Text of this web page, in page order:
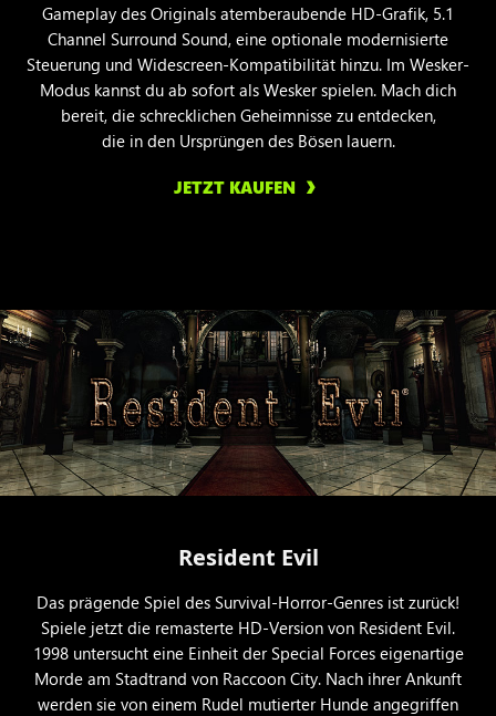
Gameplay des Originals atemberaubende HD-Grafik, 5.1
Channel Surround Sound, eine optionale modernisierte
Steuerung und Widescreen-Kompatibilität hinzu. Im Wesker-
Modus kannst du ab sofort als Wesker spielen. Mach dich
bereit, die schrecklichen Geheimnisse zu entdecken,
die in den Ursprüngen des Bösen lauern.
JETZT KAUFEN
Resident Evil
Das prägende Spiel des Survival-Horror-Genres ist zurück!
Spiele jetzt die remasterte HD-Version von Resident Evil.
1998 untersucht eine Einheit der Special Forces eigenartige
Morde am Stadtrand von Raccoon City. Nach ihrer Ankunft
werden sie von einem Rudel mutierter Hunde angegriffen